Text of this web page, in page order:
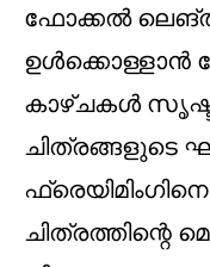
ഫോക്കൽ
ഉൾക്കൊള്ളാൻ
കാഴ്ചകൾ
ചിത്രങ്ങളുടെ
ചിത്രത്തിന്റെ